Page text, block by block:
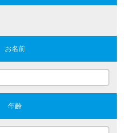
お名前
年齢